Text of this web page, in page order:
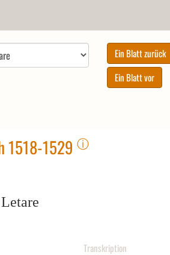
1518-1529 ⓘ
Transkription